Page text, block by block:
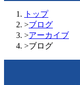
トップ
>ブログ
>アーカイブ
>ブログ